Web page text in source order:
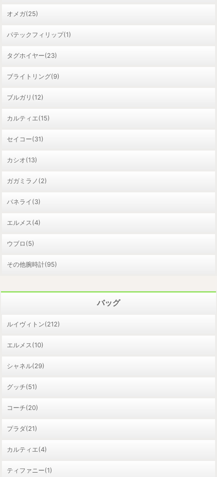
オメガ(25)
パテックフィリップ(1)
タグホイヤー(23)
ブライトリング(9)
ブルガリ(12)
カルティエ(15)
セイコー(31)
カシオ(13)
ガガミラノ(2)
パネライ(3)
エルメス(4)
ウブロ(5)
その他腕時計(95)
バッグ
ルイヴィトン(212)
エルメス(10)
シャネル(29)
グッチ(51)
コーチ(20)
プラダ(21)
カルティエ(4)
ティファニー(1)